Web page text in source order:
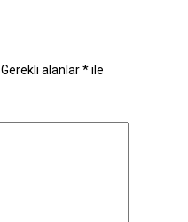
Gerekli alanlar*ile